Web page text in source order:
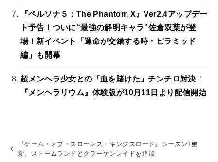
『ペルソナ５：The Phantom X』Ver2.4アップデー
ト予告！ついに“最強の解明キャラ”佐倉双葉が登
場！新イベント「運命が交錯する時・ピラミッド
編」も開幕
超メンヘラ少女との「血を賭けた」チンチロ対決！
『メンヘラリウム』体験版が10月11日より配信開始
『ゲーム・オブ・スローンズ：キングスロード』シーズン1更
新、ストームランドとクラーケンレイドを追加